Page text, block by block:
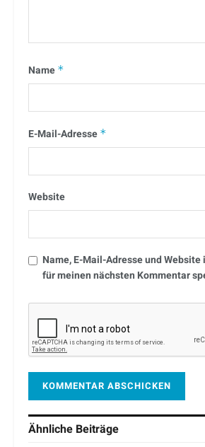
Name *
E-Mail-Adresse *
Website
Name, E-Mail-Adresse und
für meinen nächsten Kommentar
Ähnliche Beiträge